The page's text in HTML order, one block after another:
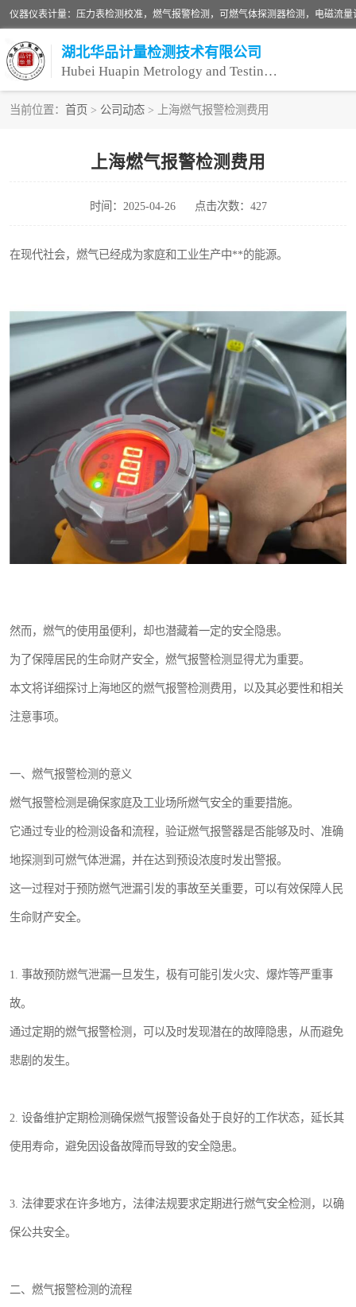
湖北华品计量检测技术有限公司
Hubei Huapin Metrology and Testing Technology Co. , Ltd.
当前位置： 首页 > 公司动态 > 上海燃气报警检测费用
上海燃气报警检测费用
时间：2025-04-26 点击次数：427
在现代社会，燃气已经成为家庭和工业生产中**的能源。
然而，燃气的使用虽便利，却也潜藏着一定的安全隐患。
为了保障居民的生命财产安全，燃气报警检测显得尤为重要。
本文将详细探讨上海地区的燃气报警检测费用，以及其必要性和相关
注意事项。
一、燃气报警检测的意义
燃气报警检测是确保家庭及工业场所燃气安全的重要措施。
它通过专业的检测设备和流程，验证燃气报警器是否能够及时、准确
地探测到可燃气体泄漏，并在达到预设浓度时发出警报。
这一过程对于预防燃气泄漏引发的事故至关重要，可以有效保障人民
生命财产安全。
1. 事故预防燃气泄漏一旦发生，极有可能引发火灾、爆炸等严重事
故。
通过定期的燃气报警检测，可以及时发现潜在的故障隐患，从而避免
悲剧的发生。
2. 设备维护定期检测确保燃气报警设备处于良好的工作状态，延长其
使用寿命，避免因设备故障而导致的安全隐患。
3. 法律要求在许多地方，法律法规要求定期进行燃气安全检测，以确
保公共安全。
二、燃气报警检测的流程
压力表校准